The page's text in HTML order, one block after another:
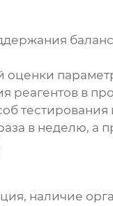
оценки
реагентов в
тестирования
в неделю, а
наличие